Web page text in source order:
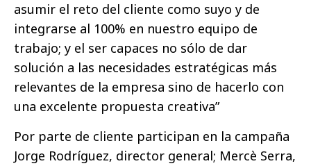
asumir el reto del cliente como suyo y de
integrarse al 100% en nuestro equipo de
trabajo; y el ser capaces no sólo de dar
solución a las necesidades estratégicas más
relevantes de la empresa sino de hacerlo con
una excelente propuesta creativa”
Por parte de cliente participan en la campaña
Jorge Rodríguez, director general; Mercè Serra,